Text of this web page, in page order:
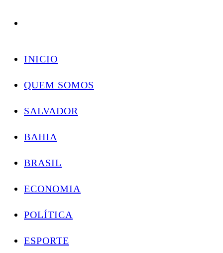
Skip
INICIO
QUEM SOMOS
SALVADOR
BAHIA
BRASIL
ECONOMIA
POLÍTICA
ESPORTE